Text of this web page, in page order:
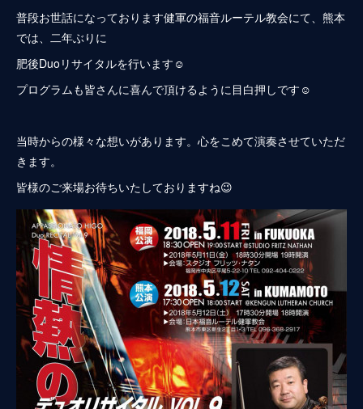
普段お世話になっております健軍の福音ルーテル教会にて、熊本
では、二年ぶりに
肥後Duoリサイタルを行います☺️
プログラムも皆さんに喜んで頂けるように目白押しです☺️
当時からの様々な想いがあります。心をこめて演奏させていただ
きます。
皆様のご来場お待ちいたしておりますね😉